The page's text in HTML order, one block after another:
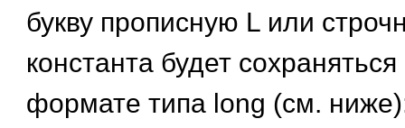
букву прописную L или
константа будет
формате типа long (см.